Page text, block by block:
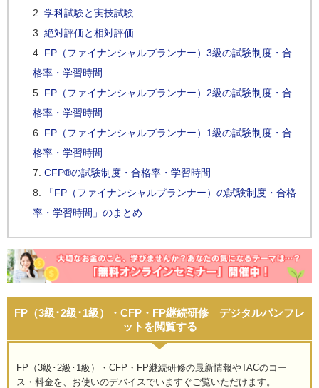
学科試験と実技試験
絶対評価と相対評価
FP（ファイナンシャルプランナー）3級の試験制度・合
格率・学習時間
FP（ファイナンシャルプランナー）2級の試験制度・合
格率・学習時間
FP（ファイナンシャルプランナー）1級の試験制度・合
格率・学習時間
CFP®の試験制度・合格率・学習時間
「FP（ファイナンシャルプランナー）の試験制度・合格
率・学習時間」のまとめ
FP（3級･2級･1級）・CFP・FP継続研修 デジタルパンフレ
ットを閲覧する
FP（3級･2級･1級）・CFP・FP継続研修の最新情報やTACのコー
ス・料金を、お使いのデバイスでいますぐご覧いただけます。